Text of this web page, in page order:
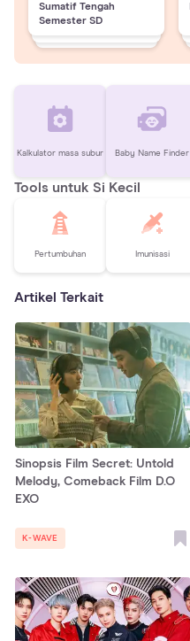
Sumatif Tengah
Semester SD
Kalkulator masa subur Baby Name Finder
Tools untuk Si Kecil
Pertumbuhan Imunisasi
Artikel Terkait
Sinopsis Film Secret: Untold
Melody, Comeback Film D.O
EXO
K-WAVE